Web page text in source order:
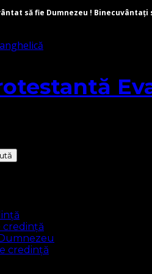
să fie Dumnezeu !
credință
credință